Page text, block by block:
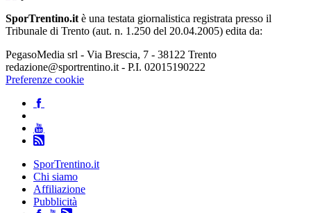
SporTrentino.it è una testata giornalistica registrata presso il
Tribunale di Trento (aut. n. 1.250 del 20.04.2005) edita da:
PegasoMedia srl - Via Brescia, 7 - 38122 Trento
redazione@sportrentino.it - P.I. 02015190222
Preferenze cookie
SporTrentino.it
Chi siamo
Affiliazione
Pubblicità